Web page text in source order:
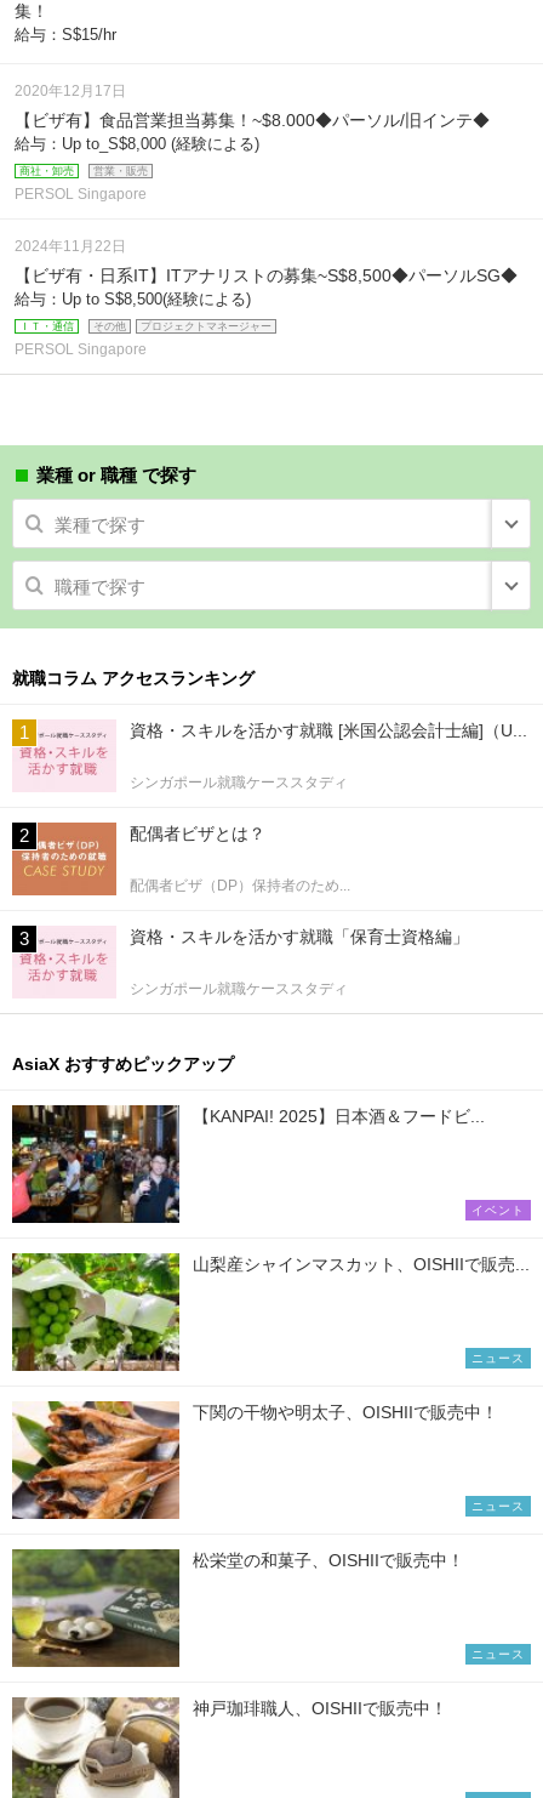
集！
給与：S$15/hr
【ビザ有】食品営業担当募集！~$8.000◆パーソル/旧インテ◆
給与：Up to_S$8,000 (経験による)
商社・卸売 営業・販売
2020年12月17日
PERSOL Singapore
【ビザ有・日系IT】ITアナリストの募集~S$8,500◆パーソルSG◆
給与：Up to S$8,500(経験による)
ＩＴ・通信 その他 プロジェクトマネージャー
2024年11月22日
PERSOL Singapore
業種 or 職種 で探す
業種で探す
職種で探す
就職コラム アクセスランキング
資格・スキルを活かす就職 [米国公認会計士編]（U...
シンガポール就職ケーススタディ
配偶者ビザとは？
配偶者ビザ（DP）保持者のため...
資格・スキルを活かす就職「保育士資格編」
シンガポール就職ケーススタディ
AsiaX おすすめピックアップ
【KANPAI! 2025】日本酒＆フードビ...
イベント
山梨産シャインマスカット、OISHIIで販売...
ニュース
下関の干物や明太子、OISHIIで販売中！
ニュース
松栄堂の和菓子、OISHIIで販売中！
ニュース
神戸珈琲職人、OISHIIで販売中！